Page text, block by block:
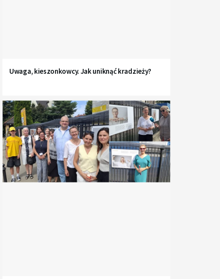
Uwaga, kieszonkowcy. Jak uniknąć kradzieży?